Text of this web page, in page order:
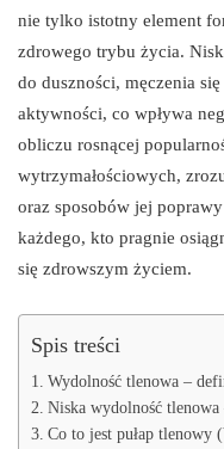
nie tylko istotny element
zdrowego trybu życia.
do duszności, męczenia
aktywności, co wpływa
obliczu rosnącej
wytrzymałościowych,
oraz sposobów jej
każdego, kto pragnie
się zdrowszym życiem.
Spis treści
Wydolność tlenowa –
Niska wydolność
Co to jest pułap tlenowy